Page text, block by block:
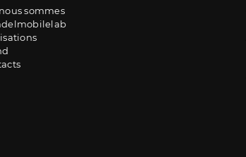
sommes